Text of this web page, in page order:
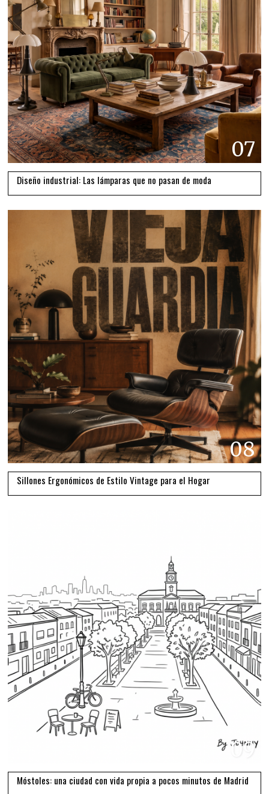
07
Diseño industrial: Las lámparas que no pasan de moda
08
Sillones Ergonómicos de Estilo Vintage para el Hogar
09
Móstoles: una ciudad con vida propia a pocos minutos de Madrid